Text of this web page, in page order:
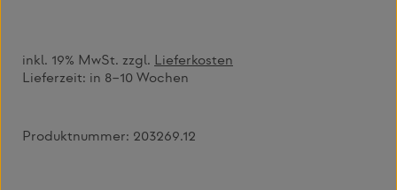
inkl. 19% MwSt. zzgl. Lieferkosten
Lieferzeit: in 8–10 Wochen
Produktnummer: 203269.12